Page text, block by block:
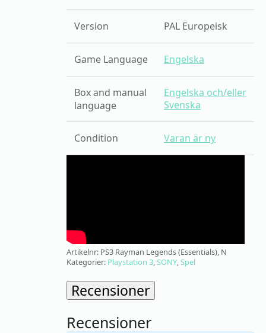
Version PAL Europeisk
Game Language Engelska
Box and manual
language
Engelska och/eller
Svenska
Condition Varan är ny
Artikelnr: PS3 Rayman Legends (Essentials), N
Kategorier: Playstation 3,SONY,Spel
Recensioner
Recensioner